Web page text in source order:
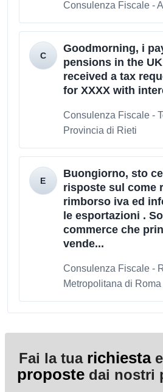
Consulenza Fiscale -
Goodmorning, i
pensions in the
received a tax
for XXXX with
Consulenza Fiscale -
Provincia di Rieti
Buongiorno, sto
risposte sul come
rimborso iva ed
le esportazioni .
commerce che
vende...
Consulenza Fiscale -
Metropolitana di Roma
Fai la tua richiesta
proposte dai nostri